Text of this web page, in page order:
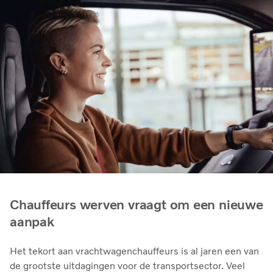
Chauffeurs werven vraagt om een nieuwe
aanpak
Het tekort aan vrachtwagenchauffeurs is al jaren een van
de grootste uitdagingen voor de transportsector. Veel